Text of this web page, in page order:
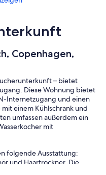
Copenhagen,
– bietet
Diese Wohnung bietet
Internetzugang und einen
einem Kühlschrank und
umfassen außerdem ein
mit
folgende Ausstattung:
und Haartrockner. Die